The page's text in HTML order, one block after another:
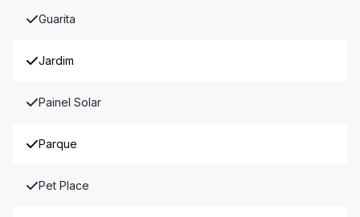
Guarita
Jardim
Painel Solar
Parque
Pet Place